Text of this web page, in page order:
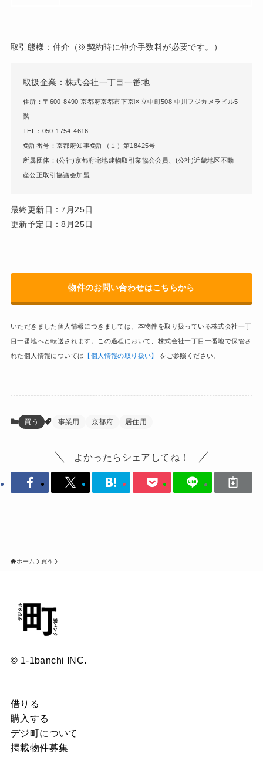
取引態様：仲介（※契約時に仲介手数料が必要です。）
取扱企業：株式会社一丁目一番地
住所：〒600-8490 京都府京都市下京区立中町508 中川フジカメラビル5
階
TEL：050-1754-4616
免許番号：京都府知事免許（１）第18425号
所属団体：(公社)京都府宅地建物取引業協会会員、(公社)近畿地区不動
産公正取引協議会加盟
最終更新日：7月25日
更新予定日：8月25日
物件のお問い合わせはこちらから
いただきました個人情報につきましては、本物件を取り扱っている株式会社一丁
目一番地へと転送されます。この過程において、株式会社一丁目一番地で保管さ
れた個人情報については 【個人情報の取り扱い】 をご参照ください。
買う 事業用 京都府 居住用
よかったらシェアしてね！
ホーム 買う
© 1-1banchi INC.
借りる
購入する
デジ町について
掲載物件募集